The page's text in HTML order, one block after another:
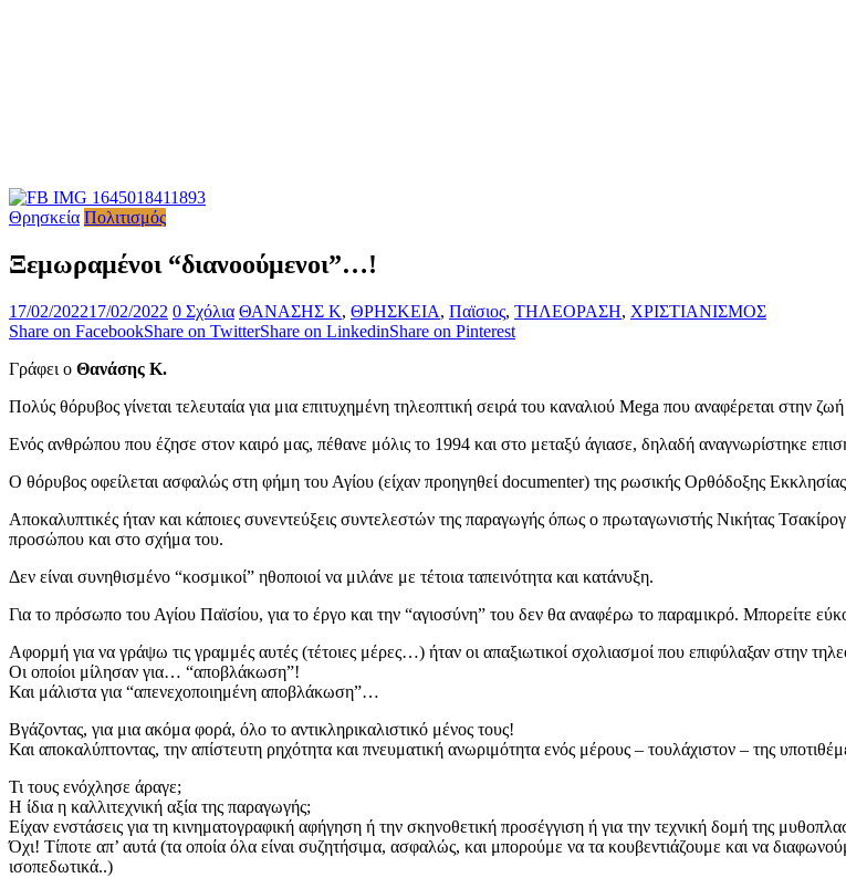
Θρησκεία Πολιτισμός
Ξεμωραμένοι “διανοούμενοι”…!
17/02/202217/02/2022 0 Σχόλια ΘΑΝΑΣΗΣ Κ, ΘΡΗΣΚΕΙΑ, Παϊσιος, ΤΗΛΕΟΡΑΣΗ, ΧΡΙΣΤΙΑΝΙΣΜΟΣ
Share on FacebookShare on TwitterShare on LinkedinShare on Pinterest
Γράφει ο Θανάσης Κ.
Πολύς θόρυβος γίνεται τελευταία για μια επιτυχημένη τηλεοπτική σειρά του καναλιού Mega που αναφέρεται στην
Ενός ανθρώπου που έζησε στον καιρό μας, πέθανε μόλις το 1994 και στο μεταξύ άγιασε, δηλαδή αναγνωρίστηκε
Ο θόρυβος οφείλεται ασφαλώς στη φήμη του Αγίου (είχαν προηγηθεί documenter) της ρωσικής Ορθόδοξης
Αποκαλυπτικές ήταν και κάποιες συνεντεύξεις συντελεστών της παραγωγής όπως ο πρωταγωνιστής Νικήτας
προσώπου και στο σχήμα του.
Δεν είναι συνηθισμένο “κοσμικοί” ηθοποιοί να μιλάνε με τέτοια ταπεινότητα και κατάνυξη.
Για το πρόσωπο του Αγίου Παϊσίου, για το έργο και την “αγιοσύνη” του δεν θα αναφέρω το παραμικρό. Μπορείτε
Αφορμή για να γράψω τις γραμμές αυτές (τέτοιες μέρες…) ήταν οι απαξιωτικοί σχολιασμοί που επιφύλαξαν στην
Οι οποίοι μίλησαν για… “αποβλάκωση”!
Και μάλιστα για “απενεχοποιημένη αποβλάκωση”…
Βγάζοντας, για μια ακόμα φορά, όλο το αντικληρικαλιστικό μένος τους!
Και αποκαλύπτοντας, την απίστευτη ρηχότητα και πνευματική ανωριμότητα ενός μέρους – τουλάχιστον – της
Τι τους ενόχλησε άραγε;
Η ίδια η καλλιτεχνική αξία της παραγωγής;
Είχαν ενστάσεις για τη κινηματογραφική αφήγηση ή την σκηνοθετική προσέγγιση ή για την τεχνική δομή της
Όχι! Τίποτε απ’ αυτά (τα οποία όλα είναι συζητήσιμα, ασφαλώς, και μπορούμε να τα κουβεντιάζουμε και να
ισοπεδωτικά..)